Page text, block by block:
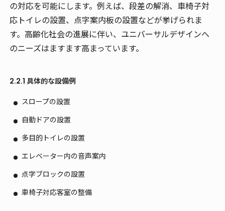
の対応を可能にします。例えば、段差の解消、車椅子対
応トイレの設置、点字案内板の設置などが挙げられま
す。高齢化社会の進展に伴い、ユニバーサルデザインへ
のニーズはますます高まっています。
2.2.1 具体的な設備例
スロープの設置
自動ドアの設置
多目的トイレの設置
エレベーター内の音声案内
点字ブロックの設置
車椅子対応客室の整備